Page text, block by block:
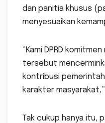
dan panitia khusus
menyesuaikan
“Kami DPRD
tersebut
kontribusi
karakter
Tak cukup hanya itu,